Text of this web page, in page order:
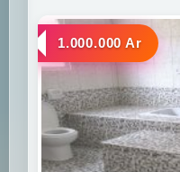
a louer
1.000.000 Ar